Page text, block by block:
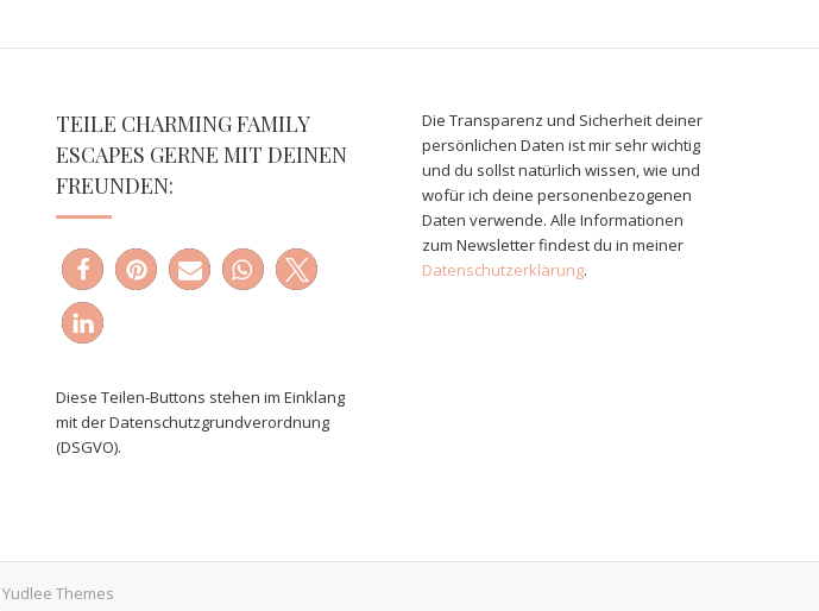
TEILE CHARMING FAMILY
ESCAPES GERNE MIT DEINEN
FREUNDEN:
Diese Teilen-Buttons stehen im Einklang
mit der Datenschutzgrundverordnung
(DSGVO).
Die Transparenz und Sicherheit deiner
persönlichen Daten ist mir sehr wichtig
und du sollst natürlich wissen, wie und
wofür ich deine personenbezogenen
Daten verwende. Alle Informationen
zum Newsletter findest du in meiner
Datenschutzerklärung.
Yudlee Themes